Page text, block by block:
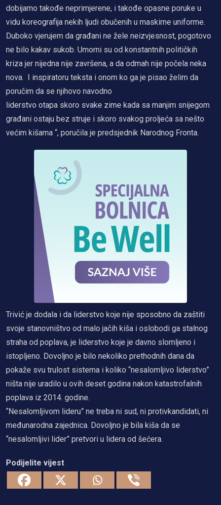
dobijamo takođe neprimjerene, i takođe opasne poruke u
vidu koreografija nekih ljudi obučenih u maskirne uniforme.
Duboko vjerujem da građani ne žele neizvjesnost, pogotovo
ne bilo kakav sukob. Umorni su od konstantnih političkih
kriza jer nijedna nije završena, a da odmah nije počela neka
nova. I inspiratoru teksta i onom ko ga je pisao želim da
poručim da se njihovo navodno
liderstvo otapa skoro svake zime kada sa manjim snijegom
građani ostaju bez struje i skoro svakog proljeća sa nešto
većim kišama “, poručila je predsjednik Narodnog Fronta.
Trivić je dodala i da liderstvo koje nije sposobno da zaštiti
svoje stanovništvo od malo jačih kiša i oslobodi ga stalnog
straha od poplava, je liderstvo koje je davno slomljeno i
istopljeno. Dovoljno je bilo nekoliko prethodnih dana da
pokaže svu trulost sistema i koliko “nesalomljivo liderstvo”
ništa nije uradilo u ovih deset godina nakon katastrofalnih
poplava iz 2014. godine.
“Nesalomljivom lideru” ne treba ni sud, ni protivkandidati, ni
međunarodna zajednica. Dovoljno je bila kiša da se
“nesalomljivi lider” pretvori u lidera od šećera.
Podijelite vijest